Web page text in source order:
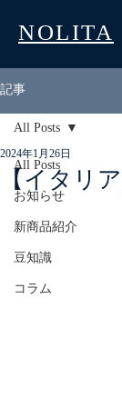
NOLITA
記事
All Posts
お知らせ
新商品紹介
豆知識
コラム
All Posts
【イタリ
2024年1月26日